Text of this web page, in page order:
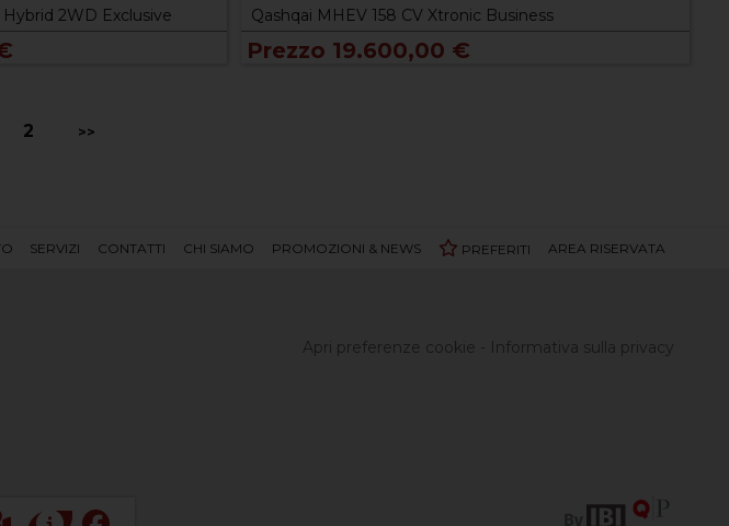
2WD Exclusive Qashqai MHEV 158 CV Xtronic Business
Prezzo 19.600,00 €
2 >>
SERVIZI CONTATTI CHI SIAMO PROMOZIONI & NEWS PREFERITI AREA RISERVATA
Apri preferenze cookie - Informativa sulla privacy